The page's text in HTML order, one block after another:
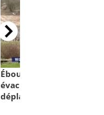
Éboulement de Culoz:
évacuées... 75 personnes
déplacées!